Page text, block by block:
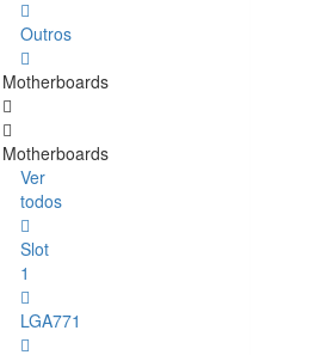
Outros
Motherboards
Motherboards
Ver
todos
Slot
1
LGA771